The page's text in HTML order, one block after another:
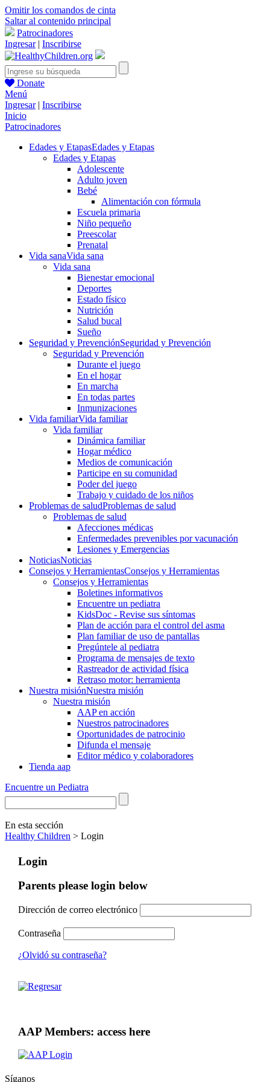
Omitir los comandos de cinta
Saltar al contenido principal
Patrocinadores
Ingresar| Inscribirse
Donate
Menú
Ingresar| Inscribirse
Inicio
Patrocinadores
Edades y EtapasEdades y Etapas
Edades y Etapas
Adolescente
Adulto joven
Bebé
Alimentación con fórmula
Escuela primaria
Niño pequeño
Preescolar
Prenatal
Vida sanaVida sana
Vida sana
Bienestar emocional
Deportes
Estado físico
Nutrición
Salud bucal
Sueño
Seguridad y PrevenciónSeguridad y Prevención
Seguridad y Prevención
Durante el juego
En el hogar
En marcha
En todas partes
Inmunizaciones
Vida familiarVida familiar
Vida familiar
Dinámica familiar
Hogar médico
Medios de comunicación
Participe en su comunidad
Poder del juego
Trabajo y cuidado de los niños
Problemas de saludProblemas de salud
Problemas de salud
Afecciones médicas
Enfermedades prevenibles por vacunación
Lesiones y Emergencias
NoticiasNoticias
Consejos y HerramientasConsejos y Herramientas
Consejos y Herramientas
Boletines informativos
Encuentre un pediatra
KidsDoc - Revise sus síntomas
Plan de acción para el control del asma
Plan familiar de uso de pantallas
Pregúntele al pediatra
Programa de mensajes de texto
Rastre​​ador de activida​d física
Retraso motor: herramienta
Nuestra misiónNuestra misión
Nuestra misión
AAP en acción
Nuestros patrocinadores
Oportunidades de patrocinio
Difunda el mensaje
Editor médico y colaboradores
Tienda aap
Encuentre un Pediatra
En esta sección
Healthy Children > Login
Login
Parents please login below
Dirección de correo electrónico
Contraseña
¿Olvidó su contraseña?
AAP Members: access here
Síganos